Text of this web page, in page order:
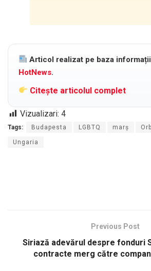
Articol realizat pe baza
HotNews.
Citește articolul complet
Vizualizari: 4
Tags: Budapesta LGBTQ marș
Ungaria
Previous Post
Siriază adevărul despre fonduri
contracte merg către